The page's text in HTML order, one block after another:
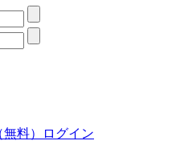
料） ログイン